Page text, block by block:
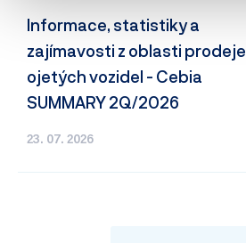
23. 07. 2026
Informace, statistiky a
zajímavosti z oblasti prodeje
ojetých vozidel - Cebia
SUMMARY 2Q/2026